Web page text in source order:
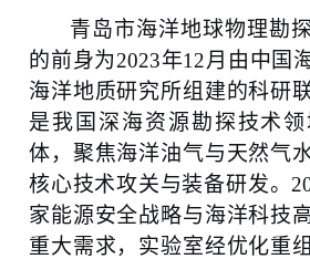
青岛市海洋地球物理勘
的前身为2023年12月由中国
海洋地质研究所组建的科研
是我国深海资源勘探技术
体，聚焦海洋油气与天然气
核心技术攻关与装备研发。
家能源安全战略与海洋科技
重大需求，实验室经优化重